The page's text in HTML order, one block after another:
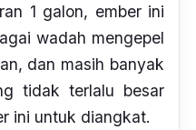
1 galon, ember ini
wadah mengepel
dan masih banyak
tidak terlalu besar
ini untuk diangkat.